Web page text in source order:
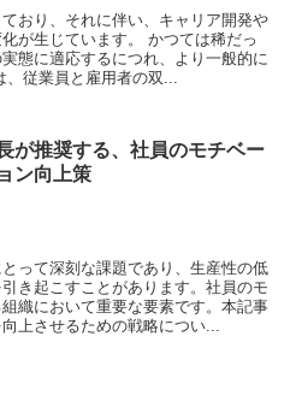
おり、それに伴い、キャリア開発や
が生じています。 かつては稀だっ
態に適応するにつれ、より一般的に
従業員と雇用者の双...
が推奨する、社員のモチベー
ン向上策
って深刻な課題であり、生産性の低
き起こすことがあります。社員のモ
織において重要な要素です。本記事
上させるための戦略につい...